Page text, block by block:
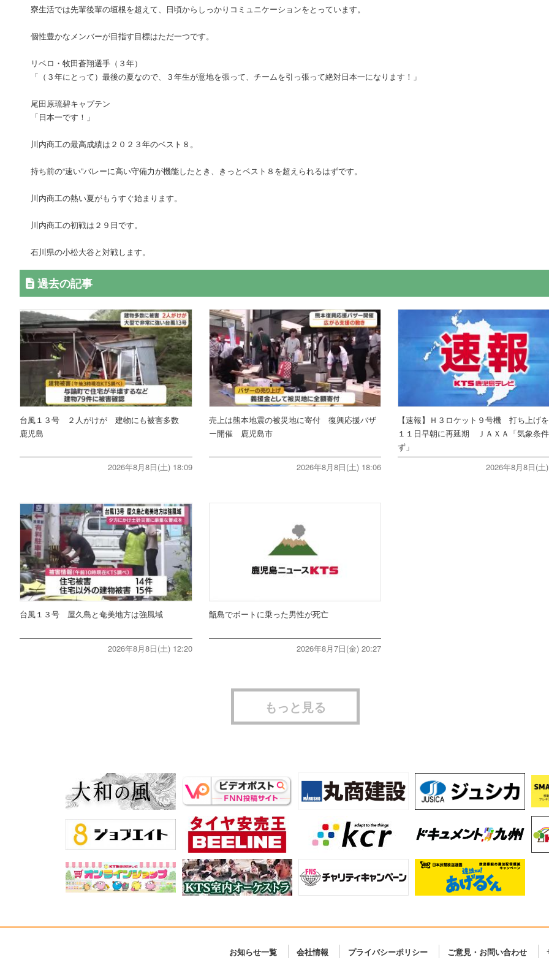
寮生活では先輩後輩の垣根を超えて、日頃からしっかりコミュニケーションをとっています。
個性豊かなメンバーが目指す目標はただ一つです。
リベロ・牧田蒼翔選手（３年）
「（３年にとって）最後の夏なので、３年生が意地を張って、チームを引っ張って絶対日本一になります！」
尾田原琉碧キャプテン
「日本一です！」
川内商工の最高成績は２０２３年のベスト８。
持ち前の“速い”バレーに高い守備力が機能したとき、きっとベスト８を超えられるはずです。
川内商工の熱い夏がもうすぐ始まります。
川内商工の初戦は２９日です。
石川県の小松大谷と対戦します。
過去の記事
台風１３号 ２人がけが 建物にも被害多数
鹿児島
2026年8月8日(土) 18:09
売上は熊本地震の被災地に寄付 復興応援バザ
ー開催 鹿児島市
2026年8月8日(土) 18:06
【速報】Ｈ３ロケット９号機 打ち上げ
１１日早朝に再延期 ＪＡＸＡ「気象条
ず」
2026年8月8日(土
台風１３号 屋久島と奄美地方は強風域
2026年8月8日(土) 12:20
甑島でボートに乗った男性が死亡
2026年8月7日(金) 20:27
もっと見る
お知らせ一覧 会社情報 プライバシーポリシー ご意見・お問い合わせ